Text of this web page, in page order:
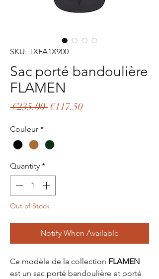
SKU: TXFA1X900
Sac porté bandoulière
FLAMEN
€235.00 Regular
€117.50Sale
Couleur *
Quantity *
Out of Stock
Notify When Available
Ce modèle de la collection FLAMEN
est un sac porté bandoulière et porté